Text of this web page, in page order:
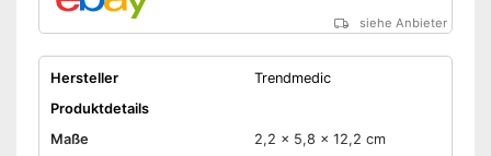
siehe Anbieter
Hersteller
Trendmedic
Produktdetails
Maße
2,2 x 5,8 x 12,2 cm